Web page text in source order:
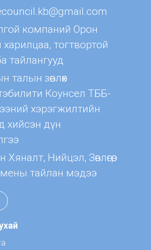
компаний Орон
харилцаа, тогтвортой
тайлангууд
талын зөвлөх
Коунсел ТББ-
хэрэгжилтийн
хийсэн дүн
Хяналт, Нийцэл, Зөвлөгөө,
тайлан мэдээ